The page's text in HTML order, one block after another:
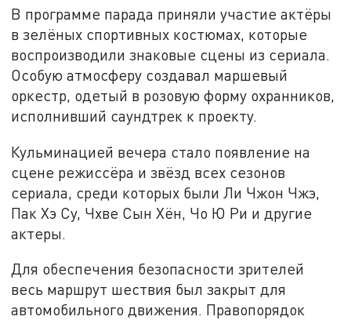
В программе парада приняли участие актёры
в зелёных спортивных костюмах, которые
воспроизводили знаковые сцены из сериала.
Особую атмосферу создавал маршевый
оркестр, одетый в розовую форму охранников,
исполнивший саундтрек к проекту.
Кульминацией вечера стало появление на
сцене режиссёра и звёзд всех сезонов
сериала, среди которых были Ли Чжон Чжэ,
Пак Хэ Су, Чхве Сын Хён, Чо Ю Ри и другие
актеры.
Для обеспечения безопасности зрителей
весь маршрут шествия был закрыт для
автомобильного движения. Правопорядок